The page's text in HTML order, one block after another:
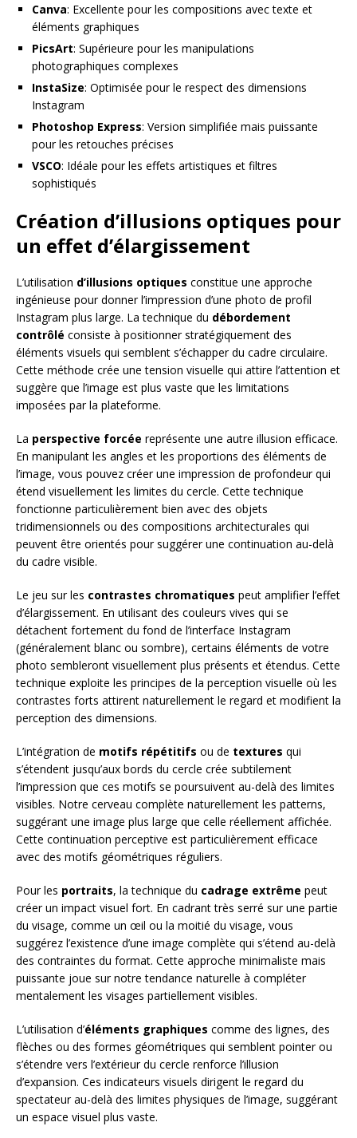
Canva: Excellente pour les compositions avec texte et
éléments graphiques
PicsArt: Supérieure pour les manipulations
photographiques complexes
InstaSize: Optimisée pour le respect des dimensions
Instagram
Photoshop Express: Version simplifiée mais puissante
pour les retouches précises
VSCO: Idéale pour les effets artistiques et filtres
sophistiqués
Création d’illusions optiques pour
un effet d’élargissement
L’utilisation d’illusions optiques constitue une approche
ingénieuse pour donner l’impression d’une photo de profil
Instagram plus large. La technique du débordement
contrôlé consiste à positionner stratégiquement des
éléments visuels qui semblent s’échapper du cadre circulaire.
Cette méthode crée une tension visuelle qui attire l’attention et
suggère que l’image est plus vaste que les limitations
imposées par la plateforme.
La perspective forcée représente une autre illusion efficace.
En manipulant les angles et les proportions des éléments de
l’image, vous pouvez créer une impression de profondeur qui
étend visuellement les limites du cercle. Cette technique
fonctionne particulièrement bien avec des objets
tridimensionnels ou des compositions architecturales qui
peuvent être orientés pour suggérer une continuation au-delà
du cadre visible.
Le jeu sur les contrastes chromatiques peut amplifier l’effet
d’élargissement. En utilisant des couleurs vives qui se
détachent fortement du fond de l’interface Instagram
(généralement blanc ou sombre), certains éléments de votre
photo sembleront visuellement plus présents et étendus. Cette
technique exploite les principes de la perception visuelle où les
contrastes forts attirent naturellement le regard et modifient la
perception des dimensions.
L’intégration de motifs répétitifs ou de textures qui
s’étendent jusqu’aux bords du cercle crée subtilement
l’impression que ces motifs se poursuivent au-delà des limites
visibles. Notre cerveau complète naturellement les patterns,
suggérant une image plus large que celle réellement affichée.
Cette continuation perceptive est particulièrement efficace
avec des motifs géométriques réguliers.
Pour les portraits, la technique du cadrage extrême peut
créer un impact visuel fort. En cadrant très serré sur une partie
du visage, comme un œil ou la moitié du visage, vous
suggérez l’existence d’une image complète qui s’étend au-delà
des contraintes du format. Cette approche minimaliste mais
puissante joue sur notre tendance naturelle à compléter
mentalement les visages partiellement visibles.
L’utilisation d’éléments graphiques comme des lignes, des
flèches ou des formes géométriques qui semblent pointer ou
s’étendre vers l’extérieur du cercle renforce l’illusion
d’expansion. Ces indicateurs visuels dirigent le regard du
spectateur au-delà des limites physiques de l’image, suggérant
un espace visuel plus vaste.